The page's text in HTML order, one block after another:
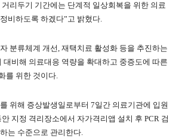
리두기 기간에는 단계적 일상회복을 위한 의료
비하도록 하겠다”고 밝혔다.
분류체계 개선, 재택치료 활성화 등을 추진하는
대비해 의료대응 역량을 확대하고 중증도에 따른
를 위한 것이다.
위해 증상발생일로부터 7일간 의료기관에 입원
지정 격리장소에서 자가격리앱 설치 후 PCR 검
는 수준으로 관리한다.